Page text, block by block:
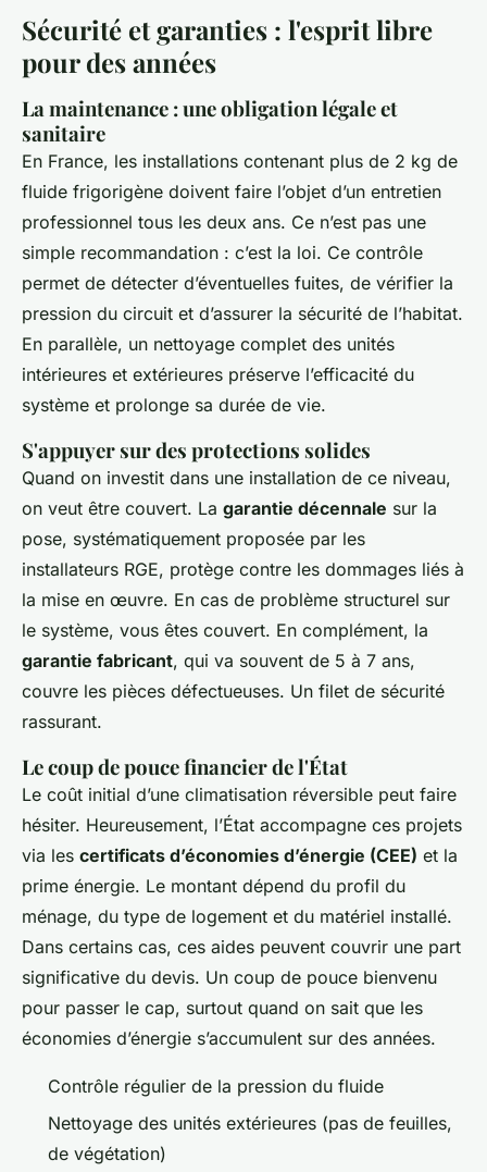
Sécurité et garanties : l'esprit libre
pour des années
La maintenance : une obligation légale et
sanitaire
En France, les installations contenant plus de 2 kg de
fluide frigorigène doivent faire l’objet d’un entretien
professionnel tous les deux ans. Ce n’est pas une
simple recommandation : c’est la loi. Ce contrôle
permet de détecter d’éventuelles fuites, de vérifier la
pression du circuit et d’assurer la sécurité de l’habitat.
En parallèle, un nettoyage complet des unités
intérieures et extérieures préserve l’efficacité du
système et prolonge sa durée de vie.
S'appuyer sur des protections solides
Quand on investit dans une installation de ce niveau,
on veut être couvert. La garantie décennale sur la
pose, systématiquement proposée par les
installateurs RGE, protège contre les dommages liés à
la mise en œuvre. En cas de problème structurel sur
le système, vous êtes couvert. En complément, la
garantie fabricant, qui va souvent de 5 à 7 ans,
couvre les pièces défectueuses. Un filet de sécurité
rassurant.
Le coup de pouce financier de l'État
Le coût initial d’une climatisation réversible peut faire
hésiter. Heureusement, l’État accompagne ces projets
via les certificats d’économies d’énergie (CEE) et la
prime énergie. Le montant dépend du profil du
ménage, du type de logement et du matériel installé.
Dans certains cas, ces aides peuvent couvrir une part
significative du devis. Un coup de pouce bienvenu
pour passer le cap, surtout quand on sait que les
économies d’énergie s’accumulent sur des années.
Contrôle régulier de la pression du fluide
Nettoyage des unités extérieures (pas de feuilles,
de végétation)